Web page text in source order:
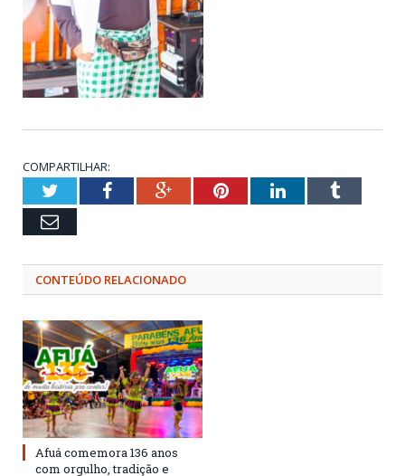
COMPARTILHAR:
TwitterFacebookGoogle+PinterestLinkedInTumblr
Email
CONTEÚDO RELACIONADO
Afuá comemora 136 anos
com orgulho, tradição e